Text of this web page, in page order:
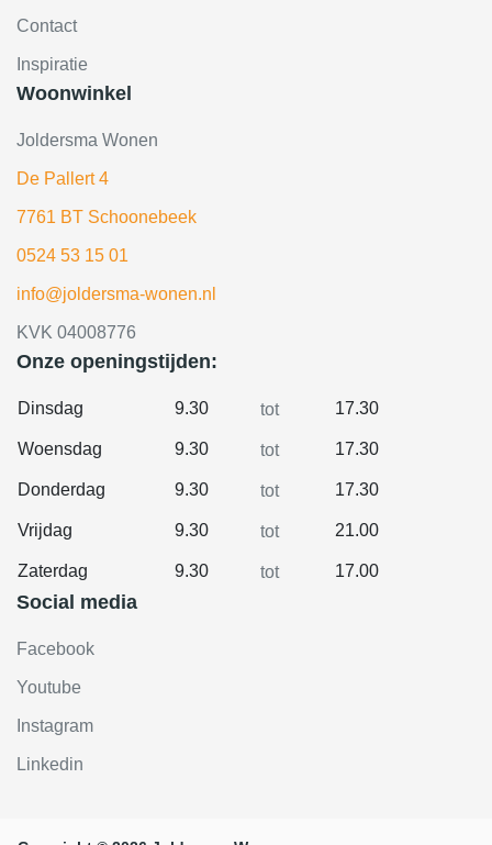
Contact
Inspiratie
Woonwinkel
Joldersma Wonen
De Pallert 4
7761 BT Schoonebeek
0524 53 15 01
info@joldersma-wonen.nl
KVK 04008776
Onze openingstijden:
Dinsdag 9.30 tot 17.30
Woensdag 9.30 tot 17.30
Donderdag 9.30 tot 17.30
Vrijdag 9.30 tot 21.00
Zaterdag 9.30 tot 17.00
Social media
Facebook
Youtube
Instagram
Linkedin